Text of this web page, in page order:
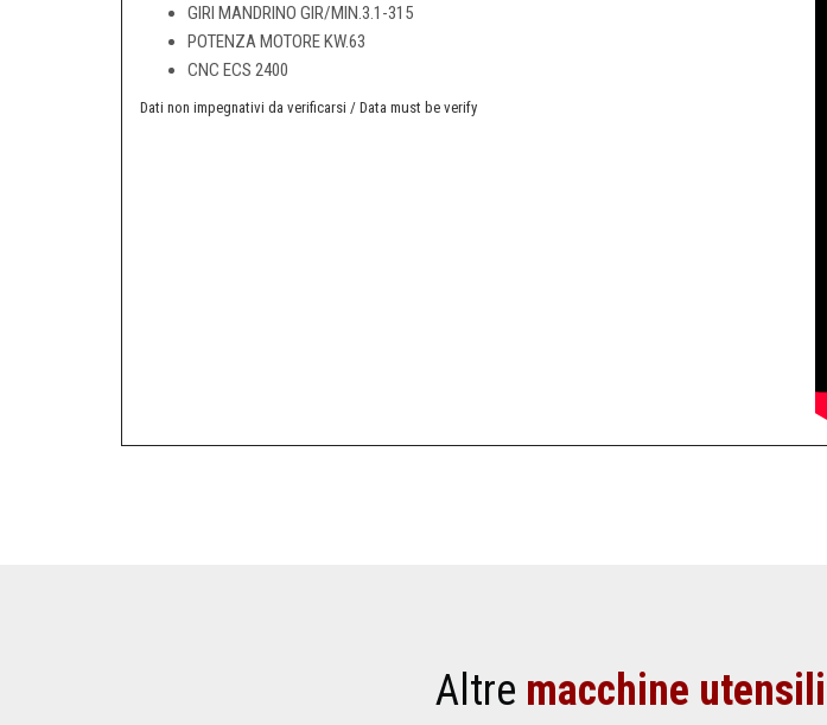
GIRI MANDRINO GIR/MIN.3.1-315
POTENZA MOTORE KW.63
CNC ECS 2400
Dati non impegnativi da verificarsi / Data must be verify
Altre macchine utensili